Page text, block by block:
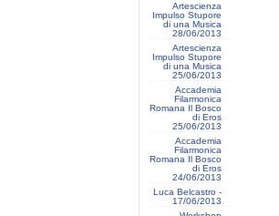
Artescienza
Impulso Stupore
di una Musica
28/06/2013
Artescienza
Impulso Stupore
di una Musica
25/06/2013
Accademia
Filarmonica
Romana Il Bosco
di Eros
25/06/2013
Accademia
Filarmonica
Romana Il Bosco
di Eros
24/06/2013
Luca Belcastro -
17/06/2013